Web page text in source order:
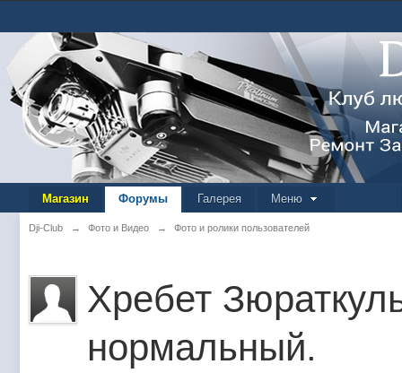
Магазин Форумы Галерея Меню
Dji-Club → Фото и Видео → Фото и ролики пользователей
Хребет
нормальный.